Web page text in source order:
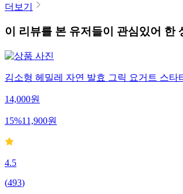
더보기
이 리뷰를 본 유저들이 관심있어 한
김소형 헤밀레 자연 발효 그릭 요거트 스타
14,000원
15%11,900원
4.5
(493)